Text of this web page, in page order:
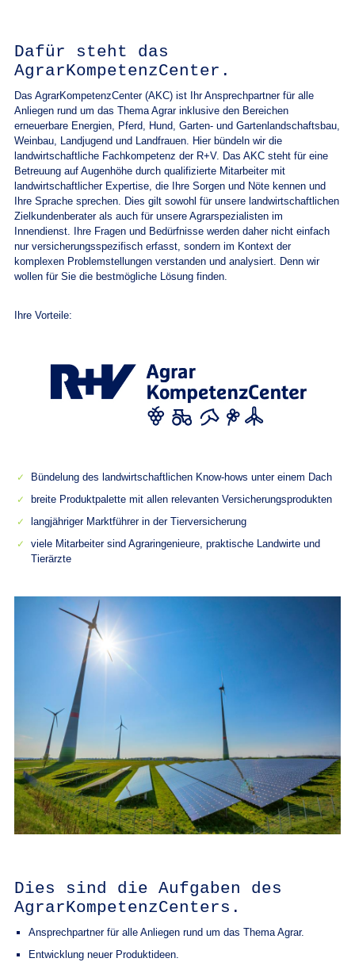
Dafür steht das
AgrarKompetenzCenter.
Das AgrarKompetenzCenter (AKC) ist Ihr Ansprechpartner für alle
Anliegen rund um das Thema Agrar inklusive den Bereichen
erneuerbare Energien, Pferd, Hund, Garten- und Gartenlandschaftsbau,
Weinbau, Landjugend und Landfrauen. Hier bündeln wir die
landwirtschaftliche Fachkompetenz der R+V. Das AKC steht für eine
Betreuung auf Augenhöhe durch qualifizierte Mitarbeiter mit
landwirtschaftlicher Expertise, die Ihre Sorgen und Nöte kennen und
Ihre Sprache sprechen. Dies gilt sowohl für unsere landwirtschaftlichen
Zielkundenberater als auch für unsere Agrarspezialisten im
Innendienst. Ihre Fragen und Bedürfnisse werden daher nicht einfach
nur versicherungsspezifisch erfasst, sondern im Kontext der
komplexen Problemstellungen verstanden und analysiert. Denn wir
wollen für Sie die bestmögliche Lösung finden.
Ihre Vorteile:
Bündelung des landwirtschaftlichen Know-hows unter einem Dach
breite Produktpalette mit allen relevanten Versicherungsprodukten
langjähriger Marktführer in der Tierversicherung
viele Mitarbeiter sind Agraringenieure, praktische Landwirte und
Tierärzte
Dies sind die Aufgaben des
AgrarKompetenzCenters.
Ansprechpartner für alle Anliegen rund um das Thema Agrar.
Entwicklung neuer Produktideen.